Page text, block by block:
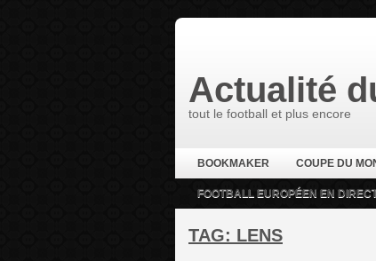
Actualité
tout le football et plus encore
BOOKMAKER COUPE DU
FOOTBALL EUROPÉEN EN
TAG: LENS